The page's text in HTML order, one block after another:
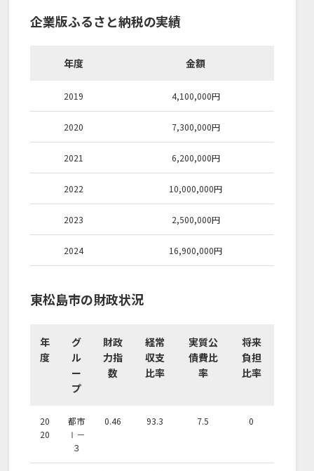
企業版ふるさと納税の実績
年度 金額
2019 4,100,000円
2020 7,300,000円
2021 6,200,000円
2022 10,000,000円
2023 2,500,000円
2024 16,900,000円
東松島市の財政状況
年
度
グ
ル
ー
プ
財政
力指
数
経常
収支
比率
実質公
債費比
率
将来
負担
比率
20
20
都市
Ⅰ－
３
0.46 93.3 7.5 0